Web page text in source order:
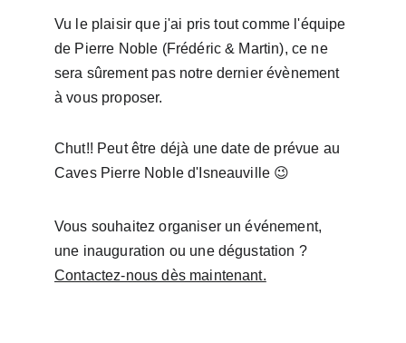
Vu le plaisir que j'ai pris tout comme l'équipe
de Pierre Noble (Frédéric & Martin), ce ne
sera sûrement pas notre dernier évènement
à vous proposer.
Chut!! Peut être déjà une date de prévue au
Caves Pierre Noble d'Isneauville 😉
Vous souhaitez organiser un événement,
une inauguration ou une dégustation ?
Contactez-nous dès maintenant.